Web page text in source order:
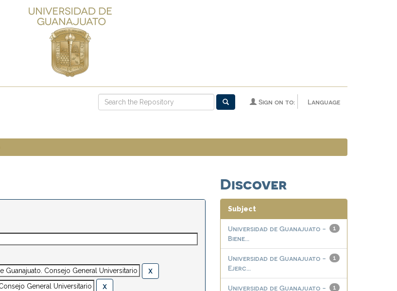
Language
Sign on to:
Discover
Subject
1
Universidad de Guanajuato -
Biene...
1
Universidad de Guanajuato -
Ejerc...
1
Universidad de Guanajuato -